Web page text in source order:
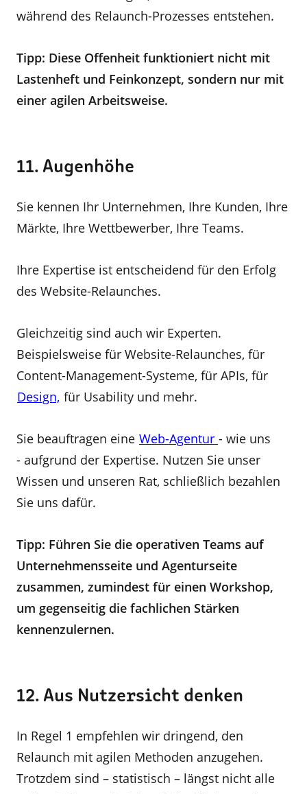
während des Relaunch-Prozesses entstehen.
Tipp: Diese Offenheit funktioniert nicht mit
Lastenheft und Feinkonzept, sondern nur mit
einer agilen Arbeitsweise.
11. Augenhöhe
Sie kennen Ihr Unternehmen, Ihre Kunden, Ihre
Märkte, Ihre Wettbewerber, Ihre Teams.
Ihre Expertise ist entscheidend für den Erfolg
des Website-Relaunches.
Gleichzeitig sind auch wir Experten.
Beispielsweise für Website-Relaunches, für
Content-Management-Systeme, für APIs, für
Design, für Usability und mehr.
Sie beauftragen eine Web-Agentur - wie uns
- aufgrund der Expertise. Nutzen Sie unser
Wissen und unseren Rat, schließlich bezahlen
Sie uns dafür.
Tipp: Führen Sie die operativen Teams auf
Unternehmensseite und Agenturseite
zusammen, zumindest für einen Workshop,
um gegenseitig die fachlichen Stärken
kennenzulernen.
12. Aus Nutzersicht denken
In Regel 1 empfehlen wir dringend, den
Relaunch mit agilen Methoden anzugehen.
Trotzdem sind – statistisch – längst nicht alle